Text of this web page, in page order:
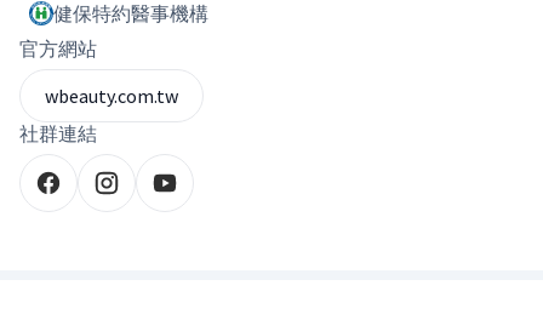
健保特約醫事機構
官方網站
wbeauty.com.tw
社群連結